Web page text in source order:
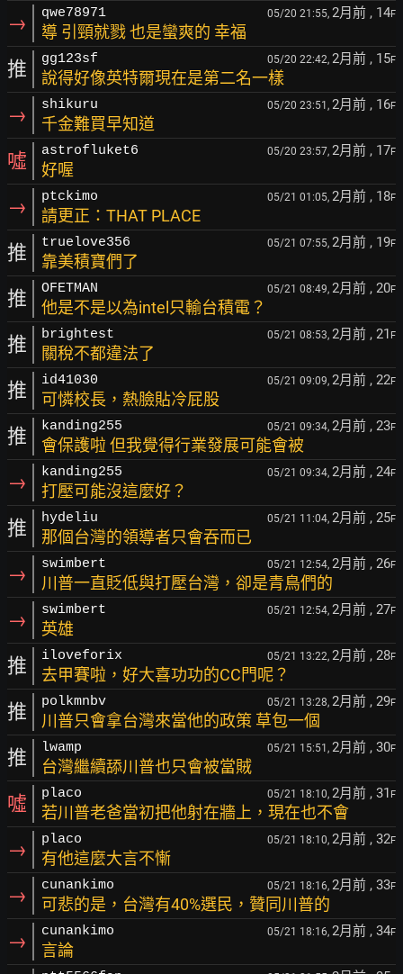
→ qwe78971 05/20 21:55, 2月前 , 14F
導 引頸就戮 也是蠻爽的 幸福
推 gg123sf 05/20 22:42, 2月前 , 15F
說得好像英特爾現在是第二名一樣
→ shikuru 05/20 23:51, 2月前 , 16F
千金難買早知道
噓 astrofluket6 05/20 23:57, 2月前 , 17F
好喔
→ ptckimo 05/21 01:05, 2月前 , 18F
請更正：THAT PLACE
推 truelove356 05/21 07:55, 2月前 , 19F
靠美積寶們了
推 OFETMAN 05/21 08:49, 2月前 , 20F
他是不是以為intel只輸台積電？
推 brightest 05/21 08:53, 2月前 , 21 F
關稅不都違法了
推 id41030 05/21 09:09, 2月前 , 22F
可憐校長，熱臉貼冷屁股
推 kanding255 05/21 09:34, 2月前 , 23F
會保護啦 但我覺得行業發展可能會被
→ kanding255 05/21 09:34, 2月前 , 24F
打壓可能沒這麼好？
推 hydeliu 05/21 11:04, 2月前 , 25F
那個台灣的領導者只會吞而已
→ swimbert 05/21 12:54, 2月前 , 26F
川普一直貶低與打壓台灣，卻是青鳥們的
→ swimbert 05/21 12:54, 2月前 , 27F
英雄
推 iloveforix 05/21 13:22, 2月前 , 28F
去甲賽啦，好大喜功功的CC門呢？
推 polkmnbv 05/21 13:28, 2月前 , 29F
川普只會拿台灣來當他的政策 草包一個
推 lwamp 05/21 15:51, 2月前 , 30F
台灣繼續舔川普也只會被當賊
噓 placo 05/21 18:10, 2月前 , 31 F
若川普老爸當初把他射在牆上，現在也不會
→ placo 05/21 18:10, 2月前 , 32F
有他這麼大言不慚
→ cunankimo 05/21 18:16, 2月前 , 33F
可悲的是，台灣有40%選民，贊同川普的
→ cunankimo 05/21 18:16, 2月前 , 34F
言論